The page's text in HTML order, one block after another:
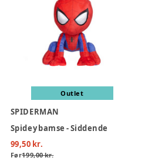
Outlet
SPIDERMAN
Spidey bamse - Siddende
99,50 kr.
Før199,00 kr.